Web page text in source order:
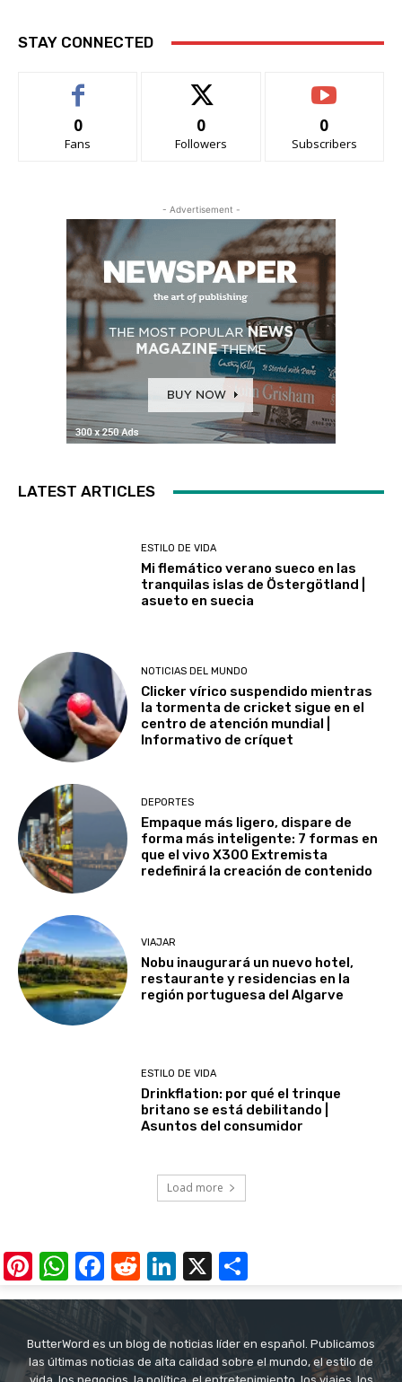
STAY CONNECTED
0
Fans
0
Followers
0
Subscribers
- Advertisement -
LATEST ARTICLES
ESTILO DE VIDA
Mi flemático verano sueco en las
tranquilas islas de Östergötland |
asueto en suecia
NOTICIAS DEL MUNDO
Clicker vírico suspendido mientras
la tormenta de cricket sigue en el
centro de atención mundial |
Informativo de críquet
DEPORTES
Empaque más ligero, dispare de
forma más inteligente: 7 formas en
que el vivo X300 Extremista
redefinirá la creación de contenido
VIAJAR
Nobu inaugurará un nuevo hotel,
restaurante y residencias en la
región portuguesa del Algarve
ESTILO DE VIDA
Drinkflation: por qué el trinque
britano se está debilitando |
Asuntos del consumidor
Load more
Pinterest
WhatsApp
Facebook
RedditLinkedIn
X
ButterWord es un blog de noticias líder en español. Publicamos
las últimas noticias de alta calidad sobre el mundo, el estilo de